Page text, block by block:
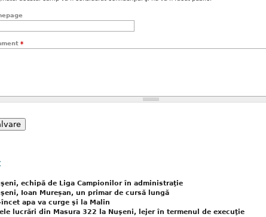
*
echipă de Liga Campionilor în administraţie
Ioan Mureșan, un primar de cursă lungă
încet apa va curge şi la Malin
lucrări din Masura 322 la Nuşeni, lejer în termenul de execuţie